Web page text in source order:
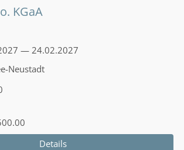
KGaA
— 24.02.2027
Neustadt
Details